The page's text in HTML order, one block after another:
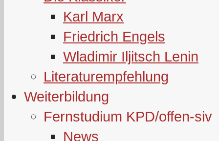
Karl Marx
Friedrich Engels
Wladimir Iljitsch Lenin
Literaturempfehlung
Weiterbildung
Fernstudium KPD/offen-siv
News